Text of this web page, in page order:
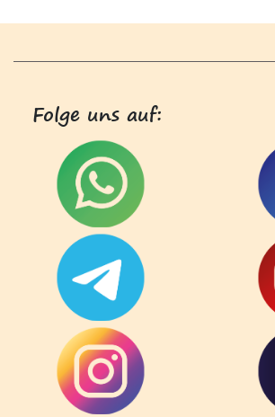
Folge uns auf: